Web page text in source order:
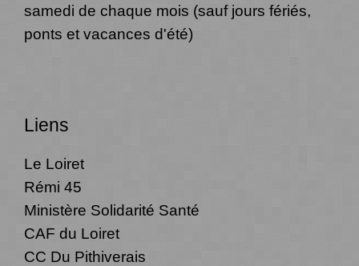
samedi de chaque mois (sauf jours fériés,
ponts et vacances d'été)
Liens
Le Loiret
Rémi 45
Ministère Solidarité Santé
CAF du Loiret
CC Du Pithiverais